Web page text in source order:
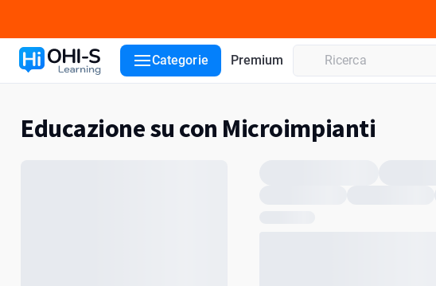
Categorie Premium
Educazione su con Microimpianti